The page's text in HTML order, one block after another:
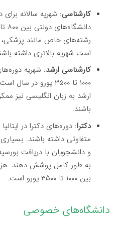
کارشناسی: شهریه سالانه برای
رشته‌های خاص مانند
است شهریه بالاتری داشته
کارشناسی ارشد: شهریه
۱۰۰۰ تا ۳۵۰۰ یورو
ارشد به زبان انگلیسی نیز
باشند.
دکترا: دوره‌های دکترا در
متفاوتی داشته باشند. بسیاری
و دانشجویان با دریافت
به طور کامل پوشش دهند.
بین ۱۰۰۰ تا ۳۵۰۰ یورو است.
دانشگاه‌های خصوصی